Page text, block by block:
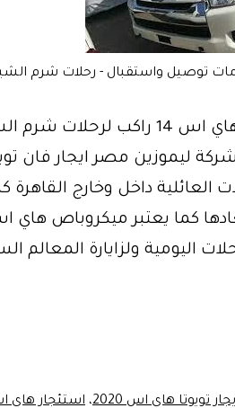
توصيل واستقبال - رحلات شرم
ايجار هاي اس للرحلات اجر تويوتا هاي اس 14 راكب
تقدم شركة ليموزين مصر ايجار
داخل وخارج القاهرة
كما يعتبر ميكروباص
اليومية ولزايارة المعالم
تويوتا هاي اس 2020 ، استئجار